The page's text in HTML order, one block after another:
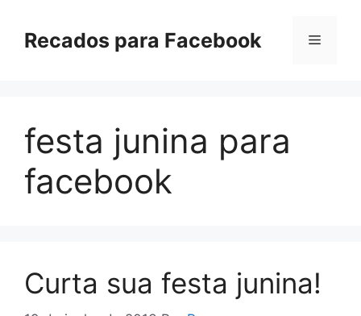
paraRecados para Facebook Menu
festa junina para
facebook
Curta sua festa junina!